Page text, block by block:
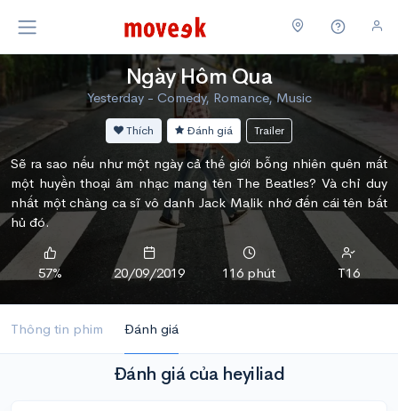
Ngày Hôm Qua
Yesterday - Comedy, Romance, Music
Thích Đánh giá Trailer
Sẽ ra sao nếu như một ngày cả thế giới bỗng nhiên quên mất
một huyền thoại âm nhạc mang tên The Beatles? Và chỉ duy
nhất một chàng ca sĩ vô danh Jack Malik nhớ đến cái tên bất
hủ đó.
57% 20/09/2019 116 phút T16
Thông tin phim Đánh giá
Đánh giá của heyiliad